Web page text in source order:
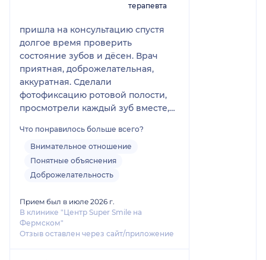
терапевта
пришла на консультацию спустя
долгое время проверить
состояние зубов и дёсен. Врач
приятная, доброжелательная,
аккуратная. Сделали
фотофиксацию ротовой полости,
просмотрели каждый зуб вместе,
Что понравилось больше всего?
Внимательное отношение
Понятные объяснения
Доброжелательность
Прием был в июле 2026 г.
В клинике "Центр Super Smile на
Фермском"
Отзыв оставлен через сайт/приложение